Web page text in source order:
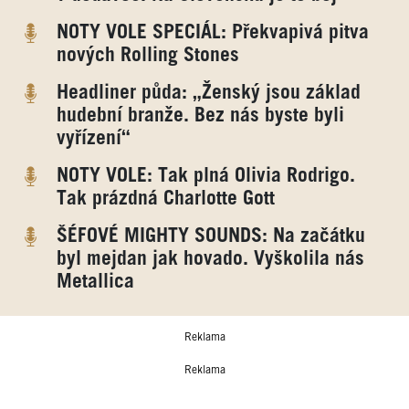
NOTY VOLE SPECIÁL: Překvapivá pitva
nových Rolling Stones
Headliner půda: „Ženský jsou základ
hudební branže. Bez nás byste byli
vyřízení“
NOTY VOLE: Tak plná Olivia Rodrigo.
Tak prázdná Charlotte Gott
ŠÉFOVÉ MIGHTY SOUNDS: Na začátku
byl mejdan jak hovado. Vyškolila nás
Metallica
Reklama
Reklama